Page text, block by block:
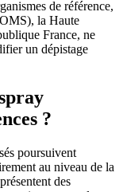
de référence,
la Haute
France, ne
un dépistage
?
poursuivent
au niveau de la
des